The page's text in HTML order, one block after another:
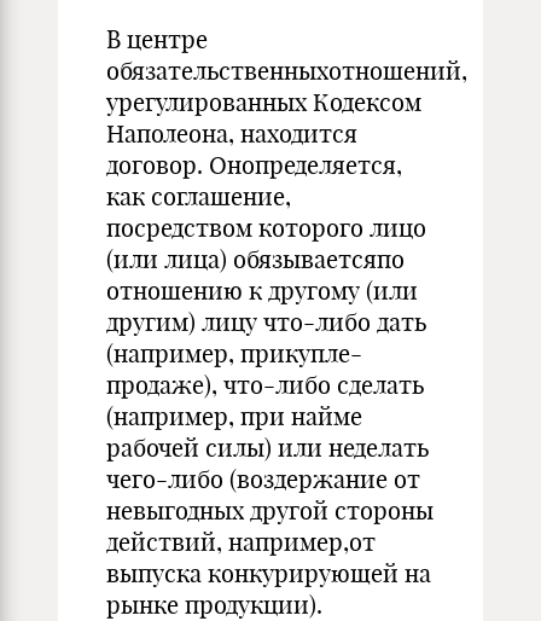
В центре
обязательственныхотношений,
урегулированных Кодексом
Наполеона, находится
договор. Онопределяется,
как соглашение,
посредством которого лицо
(или лица) обязываетсяпо
отношению к другому (или
другим) лицу что-либо дать
(например, прикупле-
продаже), что-либо сделать
(например, при найме
рабочей силы) или неделать
чего-либо (воздержание от
невыгодных другой стороны
действий, например,от
выпуска конкурирующей на
рынке продукции).